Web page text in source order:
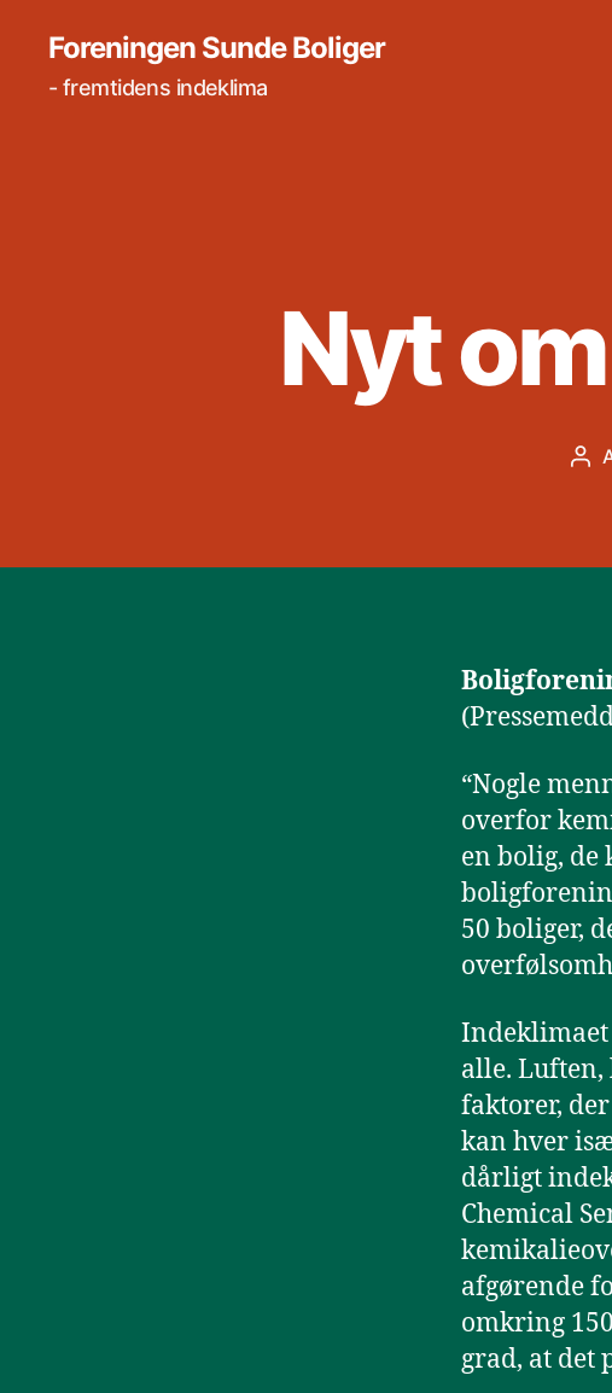
Foreningen Sunde Boliger
- fremtidens indeklima
Nyt
“Nogle
overfor
en bolig, de
50 boliger,
Indeklimaet
alle. Luften,
faktorer,
kan hver
dårligt
Chemical
afgørende
omkring
grad, at det